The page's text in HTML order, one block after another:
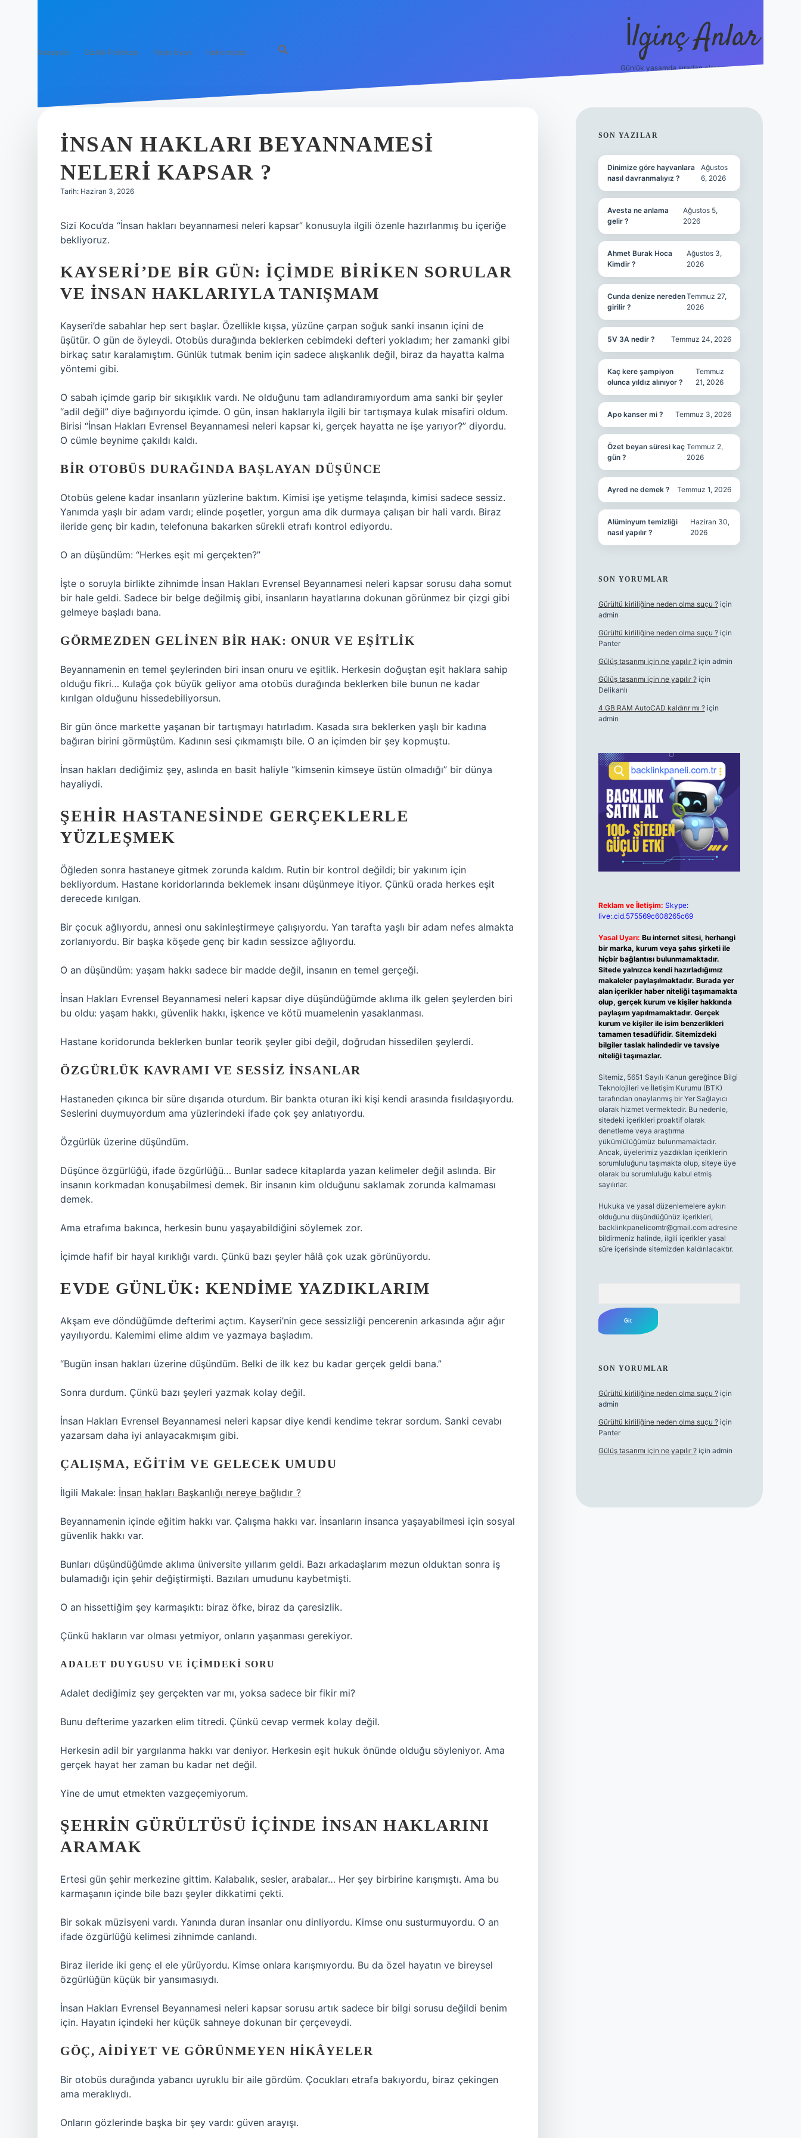
Anasayfa Gizlilik Politikası Yasal Uyarı Hakkımızda İlginç Anlar
Günlük yaşamda sıradan olmayan detaylar.
İNSAN HAKLARI BEYANNAMESI
NELERI KAPSAR ?
Tarih: Haziran 3, 2026
Sizi Kocu’da “İnsan hakları beyannamesi neleri kapsar” konusuyla ilgili özenle hazırlanmış bu içeriğe
bekliyoruz.
KAYSERI’DE BIR GÜN: İÇIMDE BIRIKEN SORULAR
VE İNSAN HAKLARIYLA TANIŞMAM
Kayseri’de sabahlar hep sert başlar. Özellikle kışsa, yüzüne çarpan soğuk sanki insanın içini de
üşütür. O gün de öyleydi. Otobüs durağında beklerken cebimdeki defteri yokladım; her zamanki gibi
birkaç satır karalamıştım. Günlük tutmak benim için sadece alışkanlık değil, biraz da hayatta kalma
yöntemi gibi.
O sabah içimde garip bir sıkışıklık vardı. Ne olduğunu tam adlandıramıyordum ama sanki bir şeyler
“adil değil” diye bağırıyordu içimde. O gün, insan haklarıyla ilgili bir tartışmaya kulak misafiri oldum.
Birisi “İnsan Hakları Evrensel Beyannamesi neleri kapsar ki, gerçek hayatta ne işe yarıyor?” diyordu.
O cümle beynime çakıldı kaldı.
BIR OTOBÜS DURAĞINDA BAŞLAYAN DÜŞÜNCE
Otobüs gelene kadar insanların yüzlerine baktım. Kimisi işe yetişme telaşında, kimisi sadece sessiz.
Yanımda yaşlı bir adam vardı; elinde poşetler, yorgun ama dik durmaya çalışan bir hali vardı. Biraz
ileride genç bir kadın, telefonuna bakarken sürekli etrafı kontrol ediyordu.
O an düşündüm: “Herkes eşit mi gerçekten?”
İşte o soruyla birlikte zihnimde İnsan Hakları Evrensel Beyannamesi neleri kapsar sorusu daha somut
bir hale geldi. Sadece bir belge değilmiş gibi, insanların hayatlarına dokunan görünmez bir çizgi gibi
gelmeye başladı bana.
GÖRMEZDEN GELINEN BIR HAK: ONUR VE EŞITLIK
Beyannamenin en temel şeylerinden biri insan onuru ve eşitlik. Herkesin doğuştan eşit haklara sahip
olduğu fikri… Kulağa çok büyük geliyor ama otobüs durağında beklerken bile bunun ne kadar
kırılgan olduğunu hissedebiliyorsun.
Bir gün önce markette yaşanan bir tartışmayı hatırladım. Kasada sıra beklerken yaşlı bir kadına
bağıran birini görmüştüm. Kadının sesi çıkmamıştı bile. O an içimden bir şey kopmuştu.
İnsan hakları dediğimiz şey, aslında en basit haliyle “kimsenin kimseye üstün olmadığı” bir dünya
hayaliydi.
ŞEHIR HASTANESINDE GERÇEKLERLE
YÜZLEŞMEK
Öğleden sonra hastaneye gitmek zorunda kaldım. Rutin bir kontrol değildi; bir yakınım için
bekliyordum. Hastane koridorlarında beklemek insanı düşünmeye itiyor. Çünkü orada herkes eşit
derecede kırılgan.
Bir çocuk ağlıyordu, annesi onu sakinleştirmeye çalışıyordu. Yan tarafta yaşlı bir adam nefes almakta
zorlanıyordu. Bir başka köşede genç bir kadın sessizce ağlıyordu.
O an düşündüm: yaşam hakkı sadece bir madde değil, insanın en temel gerçeği.
İnsan Hakları Evrensel Beyannamesi neleri kapsar diye düşündüğümde aklıma ilk gelen şeylerden biri
bu oldu: yaşam hakkı, güvenlik hakkı, işkence ve kötü muamelenin yasaklanması.
Hastane koridorunda beklerken bunlar teorik şeyler gibi değil, doğrudan hissedilen şeylerdi.
ÖZGÜRLÜK KAVRAMI VE SESSIZ İNSANLAR
Hastaneden çıkınca bir süre dışarıda oturdum. Bir bankta oturan iki kişi kendi arasında fısıldaşıyordu.
Seslerini duymuyordum ama yüzlerindeki ifade çok şey anlatıyordu.
Özgürlük üzerine düşündüm.
Düşünce özgürlüğü, ifade özgürlüğü… Bunlar sadece kitaplarda yazan kelimeler değil aslında. Bir
insanın korkmadan konuşabilmesi demek. Bir insanın kim olduğunu saklamak zorunda kalmaması
demek.
Ama etrafıma bakınca, herkesin bunu yaşayabildiğini söylemek zor.
İçimde hafif bir hayal kırıklığı vardı. Çünkü bazı şeyler hâlâ çok uzak görünüyordu.
EVDE GÜNLÜK: KENDIME YAZDIKLARIM
Akşam eve döndüğümde defterimi açtım. Kayseri’nin gece sessizliği pencerenin arkasında ağır ağır
yayılıyordu. Kalemimi elime aldım ve yazmaya başladım.
“Bugün insan hakları üzerine düşündüm. Belki de ilk kez bu kadar gerçek geldi bana.”
Sonra durdum. Çünkü bazı şeyleri yazmak kolay değil.
İnsan Hakları Evrensel Beyannamesi neleri kapsar diye kendi kendime tekrar sordum. Sanki cevabı
yazarsam daha iyi anlayacakmışım gibi.
ÇALIŞMA, EĞITIM VE GELECEK UMUDU
İlgili Makale: İnsan hakları Başkanlığı nereye bağlıdır ?
Beyannamenin içinde eğitim hakkı var. Çalışma hakkı var. İnsanların insanca yaşayabilmesi için sosyal
güvenlik hakkı var.
Bunları düşündüğümde aklıma üniversite yıllarım geldi. Bazı arkadaşlarım mezun olduktan sonra iş
bulamadığı için şehir değiştirmişti. Bazıları umudunu kaybetmişti.
O an hissettiğim şey karmaşıktı: biraz öfke, biraz da çaresizlik.
Çünkü hakların var olması yetmiyor, onların yaşanması gerekiyor.
ADALET DUYGUSU VE İÇIMDEKI SORU
Adalet dediğimiz şey gerçekten var mı, yoksa sadece bir fikir mi?
Bunu defterime yazarken elim titredi. Çünkü cevap vermek kolay değil.
Herkesin adil bir yargılanma hakkı var deniyor. Herkesin eşit hukuk önünde olduğu söyleniyor. Ama
gerçek hayat her zaman bu kadar net değil.
Yine de umut etmekten vazgeçemiyorum.
ŞEHRIN GÜRÜLTÜSÜ İÇINDE İNSAN HAKLARINI
ARAMAK
Ertesi gün şehir merkezine gittim. Kalabalık, sesler, arabalar… Her şey birbirine karışmıştı. Ama bu
karmaşanın içinde bile bazı şeyler dikkatimi çekti.
Bir sokak müzisyeni vardı. Yanında duran insanlar onu dinliyordu. Kimse onu susturmuyordu. O an
ifade özgürlüğü kelimesi zihnimde canlandı.
Biraz ileride iki genç el ele yürüyordu. Kimse onlara karışmıyordu. Bu da özel hayatın ve bireysel
özgürlüğün küçük bir yansımasıydı.
İnsan Hakları Evrensel Beyannamesi neleri kapsar sorusu artık sadece bir bilgi sorusu değildi benim
için. Hayatın içindeki her küçük sahneye dokunan bir çerçeveydi.
GÖÇ, AIDIYET VE GÖRÜNMEYEN HIKÂYELER
Bir otobüs durağında yabancı uyruklu bir aile gördüm. Çocukları etrafa bakıyordu, biraz çekingen
ama meraklıydı.
Onların gözlerinde başka bir şey vardı: güven arayışı.
SIDEBAR
SON YAZILAR
Dinimize göre hayvanlara
nasıl davranmalıyız ?
Ağustos
6, 2026
Avesta ne anlama
gelir ?
Ağustos 5,
2026
Ahmet Burak Hoca
Kimdir ?
Ağustos 3,
2026
Cunda denize nereden
girilir ?
Temmuz 27,
2026
5V 3A nedir ? Temmuz 24, 2026
Kaç kere şampiyon
olunca yıldız alınıyor ?
Temmuz
21, 2026
Apo kanser mi ? Temmuz 3, 2026
Özet beyan süresi kaç
gün ?
Temmuz 2,
2026
Ayred ne demek ? Temmuz 1, 2026
Alüminyum temizliği
nasıl yapılır ?
Haziran 30,
2026
SON YORUMLAR
Gürültü kirliliğine neden olma suçu ?için
admin
Gürültü kirliliğine neden olma suçu ?için
Panter
Gülüş tasarımı için ne yapılır ?için admin
Gülüş tasarımı için ne yapılır ?için
Delikanlı
4 GB RAM AutoCAD kaldırır mı ?için
admin
Reklam ve İletişim: Skype:
live:.cid.575569c608265c69
Yasal Uyarı: Bu internet sitesi, herhangi
bir marka, kurum veya şahıs şirketi ile
hiçbir bağlantısı bulunmamaktadır.
Sitede yalnızca kendi hazırladığımız
makaleler paylaşılmaktadır. Burada yer
alan içerikler haber niteliği taşımamakta
olup, gerçek kurum ve kişiler hakkında
paylaşım yapılmamaktadır. Gerçek
kurum ve kişiler ile isim benzerlikleri
tamamen tesadüfidir. Sitemizdeki
bilgiler taslak halindedir ve tavsiye
niteliği taşımazlar.
Sitemiz, 5651 Sayılı Kanun gereğince Bilgi
Teknolojileri ve İletişim Kurumu (BTK)
tarafından onaylanmış bir Yer Sağlayıcı
olarak hizmet vermektedir. Bu nedenle,
sitedeki içerikleri proaktif olarak
denetleme veya araştırma
yükümlülüğümüz bulunmamaktadır.
Ancak, üyelerimiz yazdıkları içeriklerin
sorumluluğunu taşımakta olup, siteye üye
olarak bu sorumluluğu kabul etmiş
sayılırlar.
Hukuka ve yasal düzenlemelere aykırı
olduğunu düşündüğünüz içerikleri,
backlinkpanelicomtr@gmail.comadresine
bildirmeniz halinde, ilgili içerikler yasal
süre içerisinde sitemizden kaldırılacaktır.
SON YORUMLAR
Gürültü kirliliğine neden olma suçu ?için
admin
Gürültü kirliliğine neden olma suçu ?için
Panter
Gülüş tasarımı için ne yapılır ?için admin
piabellacasino